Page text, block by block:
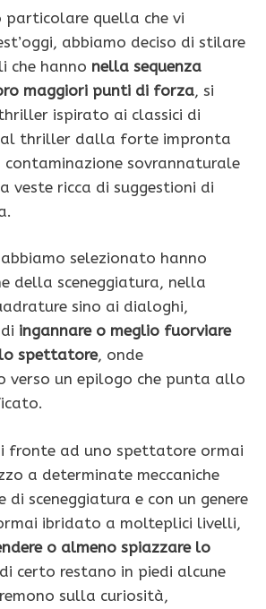
particolare quella che vi
abbiamo deciso di stilare
che hanno nella sequenza
maggiori punti di forza, si
ispirato ai classici di
al thriller dalla forte impronta
sovrannaturale
veste ricca di suggestioni di
selezionato hanno
della sceneggiatura, nella
sino ai dialoghi,
ingannare o meglio fuorviare
spettatore, onde
verso un epilogo che punta allo
fronte ad uno spettatore ormai
a determinate meccaniche
sceneggiatura e con un genere
ibridato a molteplici livelli,
o almeno spiazzare lo
certo restano in piedi alcune
sulla curiosità,